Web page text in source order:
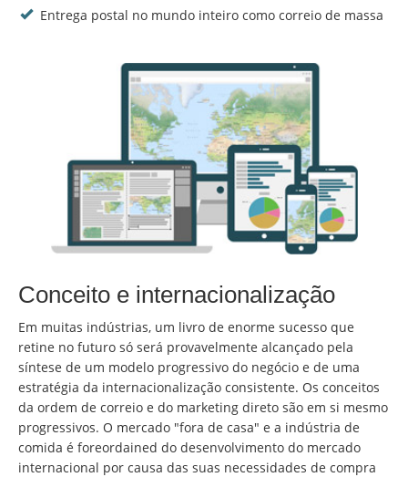
Entrega postal no mundo inteiro como correio de massa
Conceito e internacionalização
Em muitas indústrias, um livro de enorme sucesso que
retine no futuro só será provavelmente alcançado pela
síntese de um modelo progressivo do negócio e de uma
estratégia da internacionalização consistente. Os conceitos
da ordem de correio e do marketing direto são em si mesmo
progressivos. O mercado "fora de casa" e a indústria de
comida é foreordained do desenvolvimento do mercado
internacional por causa das suas necessidades de compra